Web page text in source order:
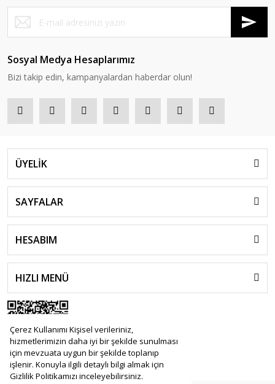
Çerez Kullanımı Kişisel verileriniz,
hizmetlerimizin daha iyi bir şekilde sunulması
için mevzuata uygun bir şekilde toplanıp
işlenir. Konuyla ilgili detaylı bilgi almak için
Gizlilik Politikamızı inceleyebilirsiniz.
Sosyal Medya Hesaplarımız
Bizi takip edin, kampanyalardan haberdar olun!
ÜYELİK
SAYFALAR
HESABIM
HIZLI MENÜ